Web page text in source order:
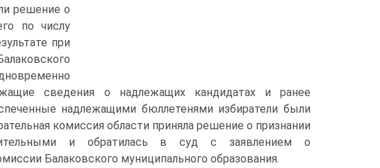
решение о
по числу
при
сведения о надлежащих кандидатах и ранее
надлежащими бюллетенями избиратели были
комиссия области приняла решение о признании
и обратилась в суд с заявлением о
Балаковского муниципального образования.